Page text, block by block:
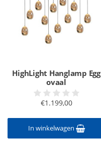
HighLight Hanglamp Egg
ovaal
€1.199,00
In winkelwagen